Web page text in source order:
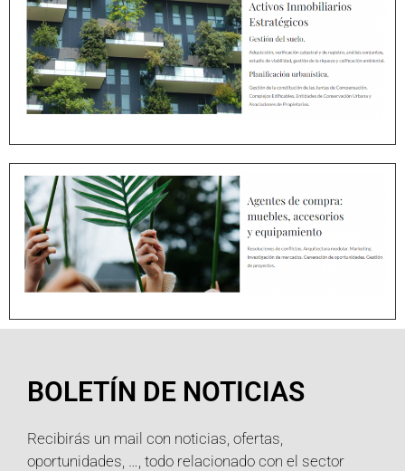
BOLETÍN DE NOTICIAS
Recibirás un mail con noticias, ofertas,
oportunidades, …, todo relacionado con el sector